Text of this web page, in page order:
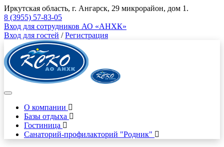
Иркутская область, г. Ангарск, 29 микрорайон, дом 1.
8 (3955) 57-83-05
Вход для сотрудников АО «АНХК»
Вход для гостей /Регистрация
О компании
Базы отдыха
Гостиница
Санаторий-профилакторий "Родник"